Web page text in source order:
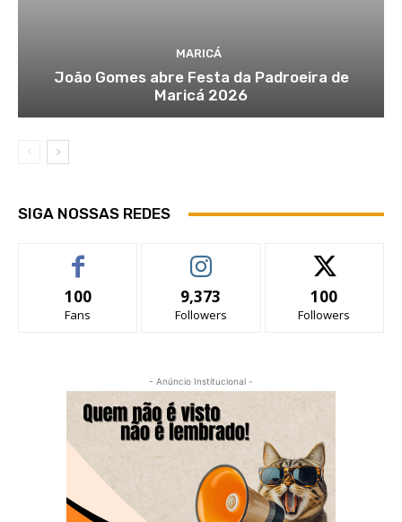
MARICÁ
João Gomes abre Festa da Padroeira de
Maricá 2026
SIGA NOSSAS REDES
100
Fans
9,373
Followers
100
Followers
- Anúncio Institucional -